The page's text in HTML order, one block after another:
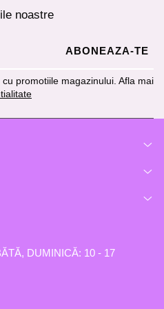
noastre
promotiile magazinului. Afla mai
DUMINICĂ: 10 - 17